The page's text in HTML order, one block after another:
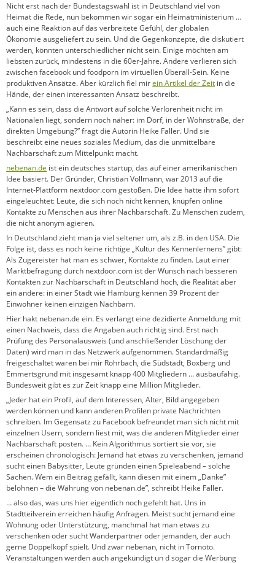
Nicht erst nach der Bundestagswahl ist in Deutschland viel von
Heimat die Rede, nun bekommen wir sogar ein Heimatministerium …
auch eine Reaktion auf das verbreitete Gefühl, der globalen
Ökonomie ausgeliefert zu sein. Und die Gegenkonzepte, die diskutiert
werden, könnten unterschiedlicher nicht sein. Einige möchten am
liebsten zurück, mindestens in die 60er-Jahre. Andere verlieren sich
zwischen facebook und foodporn im virtuellen Überall-Sein. Keine
produktiven Ansätze. Aber kürzlich fiel mirein Artikel der Zeit in die
Hände, der einen interessanten Ansatz beschreibt.
„Kann es sein, dass die Antwort auf solche Verlorenheit nicht im
Nationalen liegt, sondern noch näher: im Dorf, in der Wohnstraße, der
direkten Umgebung?” fragt die Autorin Heike Faller. Und sie
beschreibt eine neues soziales Medium, das die unmittelbare
Nachbarschaft zum Mittelpunkt macht.
nebenan.de ist ein deutsches startup, das auf einer amerikanischen
Idee basiert. Der Gründer, Christian Vollmann, war 2013 auf die
Internet-Plattform nextdoor.com gestoßen. Die Idee hatte ihm sofort
eingeleuchtet: Leute, die sich noch nicht kennen, knüpfen online
Kontakte zu Menschen aus ihrer Nachbarschaft. Zu Menschen zudem,
die nicht anonym agieren.
In Deutschland zieht man ja viel seltener um, als z.B. in den USA. Die
Folge ist, dass es noch keine richtige „Kultur des Kennenlernens” gibt:
Als Zugereister hat man es schwer, Kontakte zu finden. Laut einer
Marktbefragung durch nextdoor.com ist der Wunsch nach besseren
Kontakten zur Nachbarschaft in Deutschland hoch, die Realität aber
ein andere: in einer Stadt wie Hamburg kennen 39 Prozent der
Einwohner keinen einzigen Nachbarn.
Hier hakt nebenan.de ein. Es verlangt eine dezidierte Anmeldung mit
einen Nachweis, dass die Angaben auch richtig sind. Erst nach
Prüfung des Personalausweis (und anschließender Löschung der
Daten) wird man in das Netzwerk aufgenommen. Standardmäßig
freigeschaltet waren bei mir Rohrbach, die Südstadt, Boxberg und
Emmertsgrund mit insgesamt knapp 400 Mitgliedern … ausbaufähig.
Bundesweit gibt es zur Zeit knapp eine Million Mitglieder.
„Jeder hat ein Profil, auf dem Interessen, Alter, Bild angegeben
werden können und kann anderen Profilen private Nachrichten
schreiben. Im Gegensatz zu Facebook befreundet man sich nicht mit
einzelnen Usern, sondern liest mit, was die anderen Mitglieder einer
Nachbarschaft posten. … Kein Algorithmus sortiert sie vor, sie
erscheinen chronologisch: Jemand hat etwas zu verschenken, jemand
sucht einen Babysitter, Leute gründen einen Spieleabend – solche
Sachen. Wem ein Beitrag gefällt, kann diesen mit einem „Danke”
belohnen – die Währung von nebenan.de”, schreibt Heike Faller.
… also das, was uns hier eigentlich noch gefehlt hat. Uns in
Stadtteilverein erreichen häufig Anfragen. Meist sucht jemand eine
Wohnung oder Unterstützung, manchmal hat man etwas zu
verschenken oder sucht Wanderpartner oder jemanden, der auch
gerne Doppelkopf spielt. Und zwar nebenan, nicht in Tornoto.
Veranstaltungen werden auch angekündigt un d sogar die Werbung